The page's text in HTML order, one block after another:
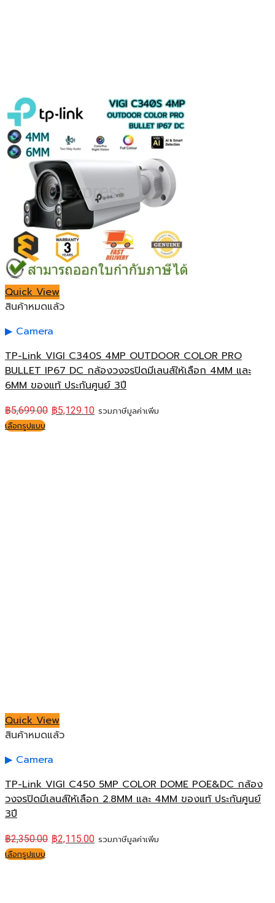
Quick View
สินค้าหมดแล้ว
Camera
TP-Link VIGI C340S 4MP OUTDOOR COLOR PRO
BULLET IP67 DC กล้องวงจรปิดมีเลนส์ให้เลือก 4MM และ
6MM ของแท้ ประกันศูนย์ 3ปี
฿5,699.00 ฿5,129.10 รวมภาษีมูลค่าเพิ่ม
เลือกรูปแบบ
Quick View
สินค้าหมดแล้ว
Camera
TP-Link VIGI C450 5MP COLOR DOME POE&DC กล้อง
วงจรปิดมีเลนส์ให้เลือก 2.8MM และ 4MM ของแท้ ประกันศูนย์
3ปี
฿2,350.00 ฿2,115.00 รวมภาษีมูลค่าเพิ่ม
เลือกรูปแบบ